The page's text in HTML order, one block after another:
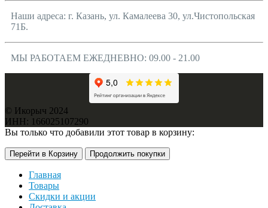
Наши адреса: г. Казань, ул. Камалеева 30, ул.Чистопольская
71Б.
МЫ РАБОТАЕМ ЕЖЕДНЕВНО: 09.00 - 21.00
© Икорыч 2024
ИНН: 166025107290
Вы только что добавили этот товар в корзину:
Перейти в Корзину Продолжить покупки
Главная
Товары
Скидки и акции